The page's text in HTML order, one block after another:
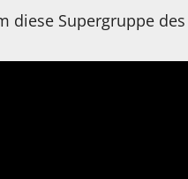
diese Supergruppe